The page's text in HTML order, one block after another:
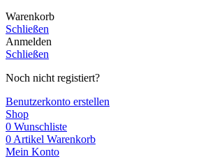
Warenkorb
Schließen
Anmelden
Schließen
Noch nicht registiert?
Benutzerkonto erstellen
Shop
0 Wunschliste
0 Artikel Warenkorb
Mein Konto